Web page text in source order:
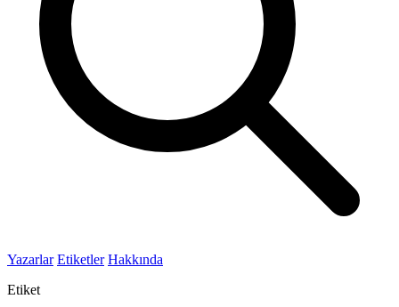
Yazarlar Etiketler Hakkında
Etiket